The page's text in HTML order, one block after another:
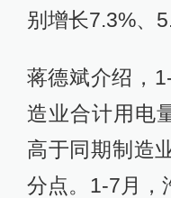
别增长7.3%、
蒋德斌介绍，
造业合计用电
高于同期制造
分点。1-7月，